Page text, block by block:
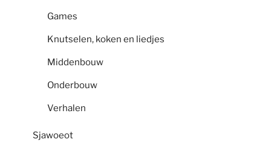
Games
Knutselen, koken en liedjes
Middenbouw
Onderbouw
Verhalen
Sjawoeot